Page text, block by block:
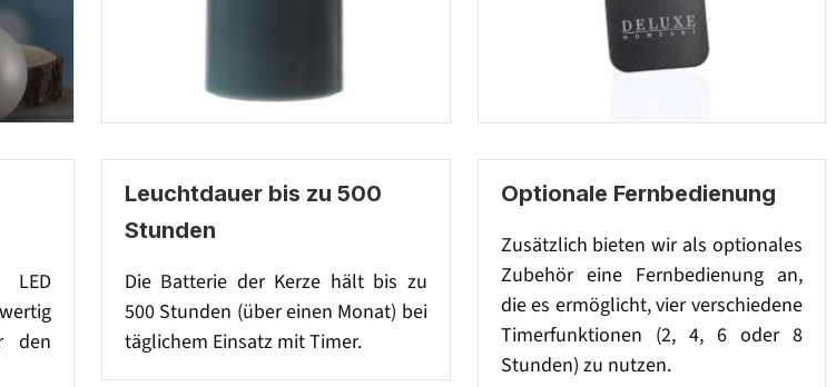
den
Leuchtdauer bis zu 500
Stunden
Die Batterie der Kerze hält bis zu
500 Stunden (über einen Monat) bei
täglichem Einsatz mit Timer.
Optionale Fernbedienung
Zusätzlich bieten wir als optionales
Zubehör eine Fernbedienung an,
die es ermöglicht, vier verschiedene
Timerfunktionen (2, 4, 6 oder 8
Stunden) zu nutzen.